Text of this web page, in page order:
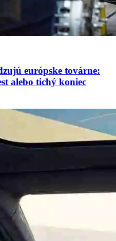
európske továrne:
alebo tichý koniec